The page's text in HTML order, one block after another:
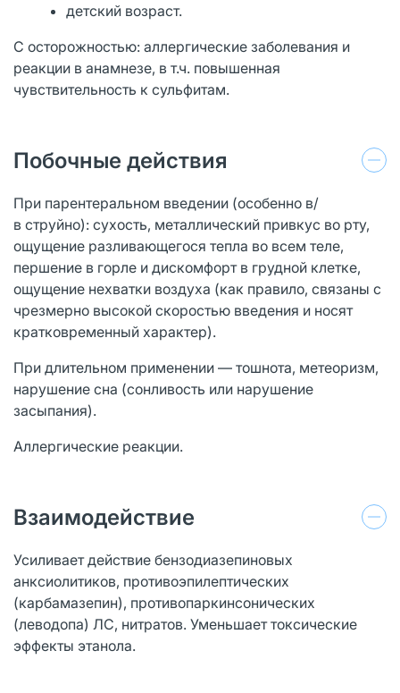
детский возраст.
С осторожностью: аллергические заболевания и
реакции в анамнезе, в т.ч. повышенная
чувствительность к сульфитам.
Побочные действия
При парентеральном введении (особенно в/
в струйно): сухость, металлический привкус во рту,
ощущение разливающегося тепла во всем теле,
першение в горле и дискомфорт в грудной клетке,
ощущение нехватки воздуха (как правило, связаны с
чрезмерно высокой скоростью введения и носят
кратковременный характер).
При длительном применении — тошнота, метеоризм,
нарушение сна (сонливость или нарушение
засыпания).
Аллергические реакции.
Взаимодействие
Усиливает действие бензодиазепиновых
анксиолитиков, противоэпилептических
(карбамазепин), противопаркинсонических
(леводопа) ЛС, нитратов. Уменьшает токсические
эффекты этанола.